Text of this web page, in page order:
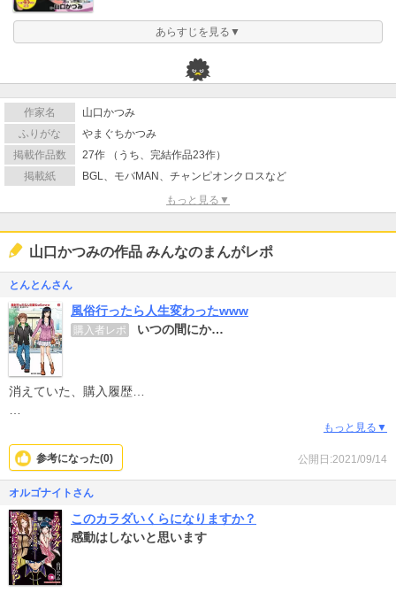
あらすじを見る▼
作家名
山口かつみ
ふりがな
やまぐちかつみ
掲載作品数
27作 （うち、完結作品23作）
掲載紙
BGL、モバMAN、チャンピオンクロスなど
もっと見る▼
山口かつみの作品 みんなのまんがレポ
とんとんさん
風俗行ったら人生変わったwww
購入者レポ いつの間にか…
消えていた、購入履歴…
…それはさておき。何度みても良い話。本当に純愛物語。久しぶり
に見た私としては、２chから始まったスレを、実際マンガにする話
が来たとき、当時の原作者さんは、色々考えたのかなぁ~とも思っ
た。(それとも案外即答？ｗ)
そして、マンガになる期間とスレ建てた期間をおおよそに考えて、
原作者さんはアラフォーになってるかな？主人公達のその後のこと
も気になります。結婚して、お子さんも居て、幸せになってると願
います。
もっと見る▼
公開日:2021/09/14
参考になった(0)
オルゴナイトさん
このカラダいくらになりますか？
感動はしないと思います